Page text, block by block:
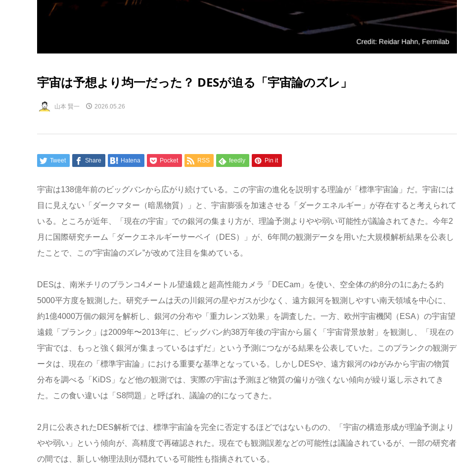
宇宙は予想より均一だった？ DESが迫る「宇宙論のズレ」
山本 賢一 2026.05.26
Tweet Share Hatena Pocket RSS feedly Pin it
宇宙は138億年前のビッグバンから広がり続けている。この宇宙の進化を説明する理論が「標準宇宙論」だ。宇宙には
目に見えない「ダークマター（暗黒物質）」と、宇宙膨張を加速させる「ダークエネルギー」が存在すると考えられて
いる。ところが近年、「現在の宇宙」での銀河の集まり方が、理論予測よりやや弱い可能性が議論されてきた。今年2
月に国際研究チーム「ダークエネルギーサーベイ（DES）」が、6年間の観測データを用いた大規模解析結果を公表し
たことで、この“宇宙論のズレ”が改めて注目を集めている。
DESは、南米チリのブランコ4メートル望遠鏡と超高性能カメラ「DECam」を使い、空全体の約8分の1にあたる約
5000平方度を観測した。研究チームは天の川銀河の星やガスが少なく、遠方銀河を観測しやすい南天領域を中心に、
約1億4000万個の銀河を解析し、銀河の分布や「重力レンズ効果」を調査した。一方、欧州宇宙機関（ESA）の宇宙望
遠鏡「プランク」は2009年〜2013年に、ビッグバン約38万年後の宇宙から届く「宇宙背景放射」を観測し、「現在の
宇宙では、もっと強く銀河が集まっているはずだ」という予測につながる結果を公表していた。このプランクの観測デ
ータは、現在の「標準宇宙論」における重要な基準となっている。しかしDESや、遠方銀河のゆがみから宇宙の物質
分布を調べる「KiDS」など他の観測では、実際の宇宙は予測ほど物質の偏りが強くない傾向が繰り返し示されてき
た。この食い違いは「S8問題」と呼ばれ、議論の的になってきた。
2月に公表されたDES解析では、標準宇宙論を完全に否定するほどではないものの、「宇宙の構造形成が理論予測より
やや弱い」という傾向が、高精度で再確認された。現在でも観測誤差などの可能性は議論されているが、一部の研究者
の間では、新しい物理法則が隠れている可能性も指摘されている。